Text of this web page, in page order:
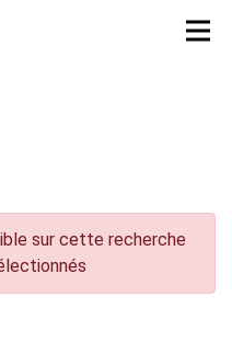
sur cette recherche